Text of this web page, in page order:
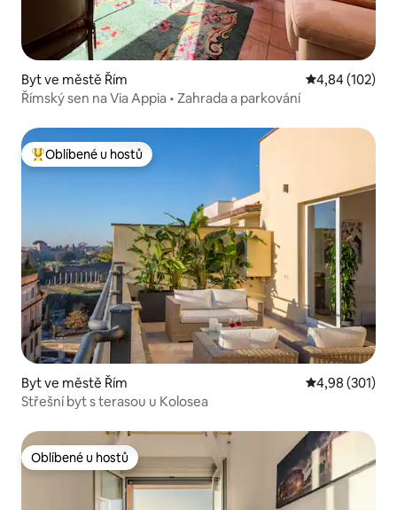
Byt ve městě Řím Průměrné
4,84 (102)
Římský sen na Via Appia • Zahrada a parkování
Nejlepší v kategorii Oblíbené u hostů
Oblíbené u hostů
Byt ve městě Řím Průměrné
4,98 (301)
Střešní byt s terasou u Kolosea
Oblíbené u hostů
Oblíbené u hostů